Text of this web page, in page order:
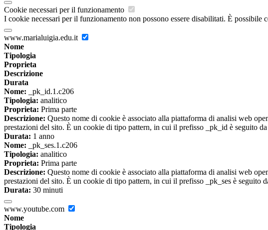
Cookie necessari per il funzionamento
I cookie necessari per il funzionamento non possono essere disabilitati. È possibile
www.marialuigia.edu.it
Nome
Tipologia
Proprieta
Descrizione
Durata
Nome: _pk_id.1.c206
Tipologia: analitico
Proprieta: Prima parte
Descrizione: Questo nome di cookie è associato alla piattaforma di analisi web
prestazioni del sito. È un cookie di tipo pattern, in cui il prefisso _pk_id è seguito
Durata: 1 anno
Nome: _pk_ses.1.c206
Tipologia: analitico
Proprieta: Prima parte
Descrizione: Questo nome di cookie è associato alla piattaforma di analisi web
prestazioni del sito. È un cookie di tipo pattern, in cui il prefisso _pk_ses è
Durata: 30 minuti
www.youtube.com
Nome
Tipologia